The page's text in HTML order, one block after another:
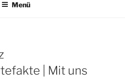
Menü
| Mit uns